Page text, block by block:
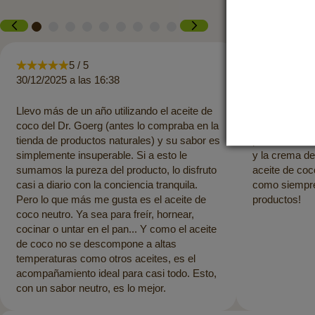
5 / 5
30/12/2025 a las 16:38
Llevo más de un año utilizando el aceite de
coco del Dr. Goerg (antes lo compraba en la
tienda de productos naturales) y su sabor es
simplemente insuperable. Si a esto le
sumamos la pureza del producto, lo disfruto
casi a diario con la conciencia tranquila.
Pero lo que más me gusta es el aceite de
coco neutro. Ya sea para freír, hornear,
cocinar o untar en el pan... Y como el aceite
de coco no se descompone a altas
temperaturas como otros aceites, es el
acompañamiento ideal para casi todo. Esto,
con un sabor neutro, es lo mejor.
26/07/2025
El pago se
entrega ha
y la crema
aceite de
como
productos!